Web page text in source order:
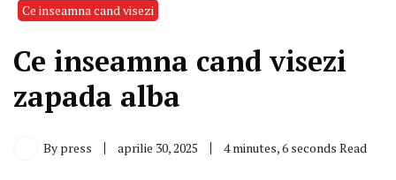
Ce inseamna cand visezi
Ce inseamna cand visezi
zapada alba
By press aprilie 30, 2025 4 minutes, 6 seconds Read